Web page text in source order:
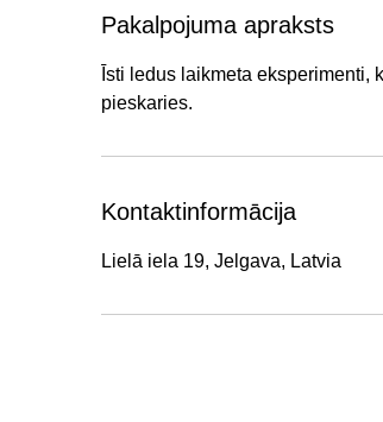
Pakalpojuma apraksts
Īsti ledus laikmeta eksperimenti,
pieskaries.
Kontaktinformācija
Lielā iela 19, Jelgava, Latvia